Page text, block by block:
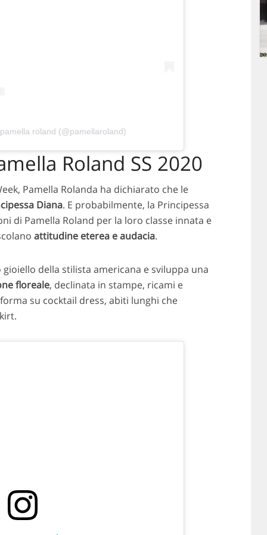
roland (@pamellaroland)
Roland SS 2020
Pamella Rolanda ha dichiarato che le
Diana. E probabilmente, la Principessa
di Pamella Roland per la loro classe innata e
attitudine eterea e audacia.
gioiello della stilista americana e sviluppa una
floreale, declinata in stampe, ricami e
su cocktail dress, abiti lunghi che